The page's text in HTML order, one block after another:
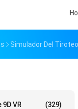
Simulador Del
VR (329)